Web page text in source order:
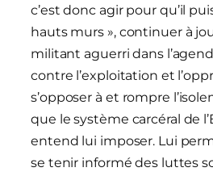
c’est donc agir pour qu’il
hauts murs », continuer à
militant aguerri dans
contre l’exploitation et
s’opposer à et rompre
que le système carcéral de
entend lui imposer. Lui
se tenir informé des luttes